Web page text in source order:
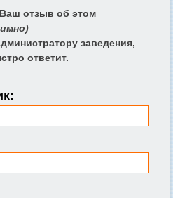
отзыв об этом
заведения,
ответит.